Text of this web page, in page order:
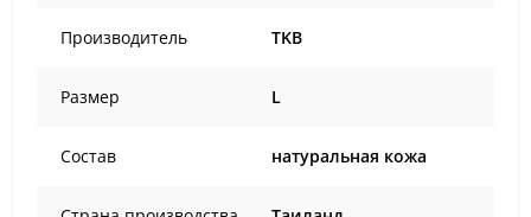
Производитель TKB
Размер L
Состав натуральная кожа